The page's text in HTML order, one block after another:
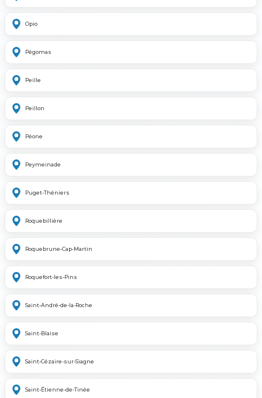
Opio
Pégomas
Peille
Peillon
Péone
Peymeinade
Puget-Théniers
Roquebillière
Roquebrune-Cap-Martin
Roquefort-les-Pins
Saint-André-de-la-Roche
Saint-Blaise
Saint-Cézaire-sur-Siagne
Saint-Étienne-de-Tinée